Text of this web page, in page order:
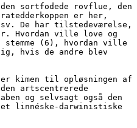
sortfodede rovflue, den
er her,
De har tilstedeværelse,
Hvordan ville love og
(6), hvordan ville
hvis de andre blev
kimen til opløsningen af
artscentrerede
og selvsagt også den
linnéske-darwinistiske